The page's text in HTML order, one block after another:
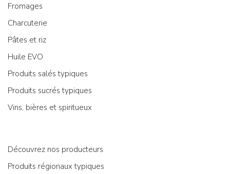
Fromages
Charcuterie
Pâtes et riz
Huile EVO
Produits salés typiques
Produits sucrés typiques
Vins, bières et spiritueux
Découvrez nos producteurs
Produits régionaux typiques